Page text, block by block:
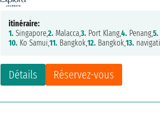
Détails Réservez-vous
itinéraire:
1. Singapore,2. Malacca,3. Port Klang,4. Penang,5.
10. Ko Samui,11. Bangkok,12. Bangkok,13.